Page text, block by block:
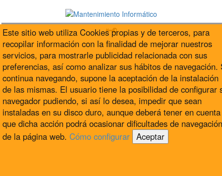
Este sitio web utiliza Cookies propias y de terceros, para
recopilar información con la finalidad de mejorar nuestros
servicios, para mostrarle publicidad relacionada con sus
preferencias, así como analizar sus hábitos de navegación.
continua navegando, supone la aceptación de la instalación
de las mismas. El usuario tiene la posibilidad de configurar
navegador pudiendo, si así lo desea, impedir que sean
instaladas en su disco duro, aunque deberá tener en cuenta
que dicha acción podrá ocasionar dificultades de navegación
de la página web. Cómo configurar Aceptar